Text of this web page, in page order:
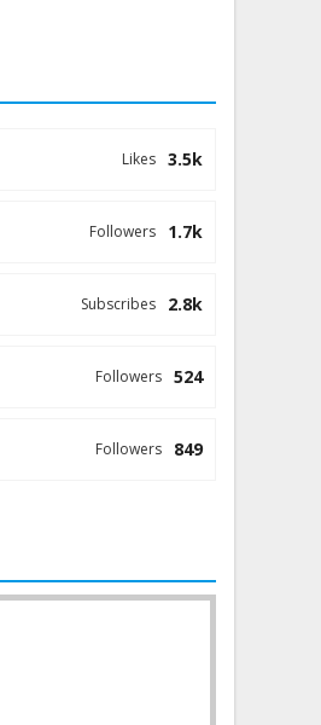
3.5k
Likes
1.7k
Followers
2.8k
Subscribes
524
Followers
849
Followers